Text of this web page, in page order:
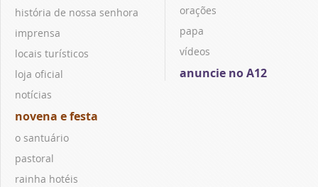
história de nossa senhora
imprensa
locais turísticos
loja oficial
notícias
novena e festa
o santuário
pastoral
rainha hotéis
orações
papa
vídeos
anuncie no A12